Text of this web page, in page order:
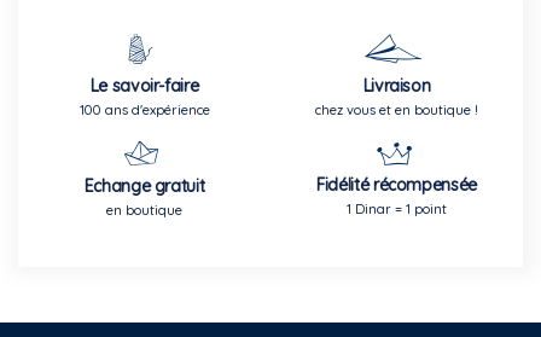
Le savoir-faire
100 ans d'expérience
Livraison
chez vous et en boutique !
Echange gratuit
en boutique
Fidélité récompensée
1 Dinar = 1 point